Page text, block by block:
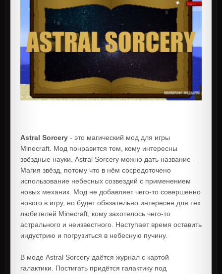
Astral Sorcery - это магический мод для игры
Minecraft. Мод понравится тем, кому интересны
звёздные науки. Astral Sorcery можно дать название -
Магия звёзд, потому что в нём сосредоточено
использование небесных созвездий с применением
новых механик. Мод не добавляет чего-то совершенно
нового в игру, но будет обязательно интересен для тех
любителей Minecraft, кому захотелось чего-то
астрального и неизвестного. Наступает время оставить
индустрию и погрузиться в небесную пучину.
В моде Astral Sorcery даётся журнал с картой
галактики. Постигать придётся галактику под